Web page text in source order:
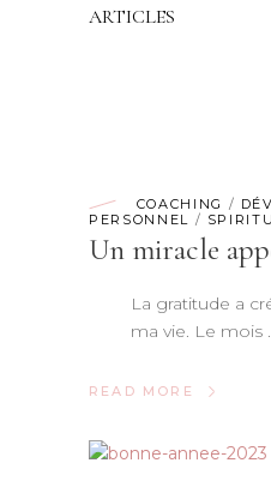
ARTICLES
COACHING /
PERSONNEL /
Un miracle
La gratitude a
ma vie. Le mois
READ MORE